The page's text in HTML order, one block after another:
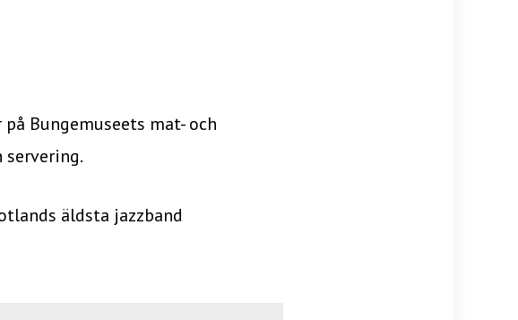
Bungemuseets mat- och
äldsta jazzband